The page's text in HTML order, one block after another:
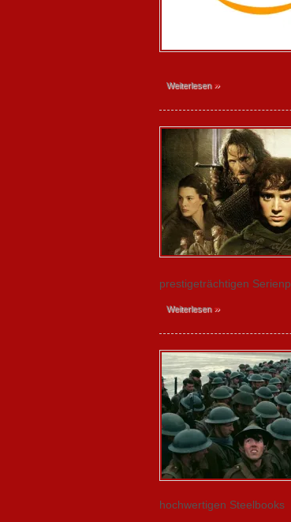
Weiterlesen »
prestigeträchtigen
Weiterlesen »
hochwertigen Steelbooks